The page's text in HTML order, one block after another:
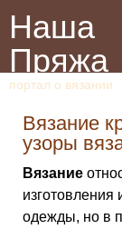
Наша
Пряжа
портал о вязании
Вязание
узоры
Вязание
изготовления
одежды, но в